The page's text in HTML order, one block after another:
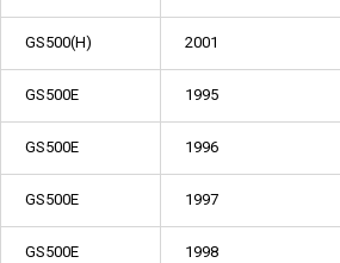
GS500(H) 2001
GS500E 1995
GS500E 1996
GS500E 1997
GS500E 1998